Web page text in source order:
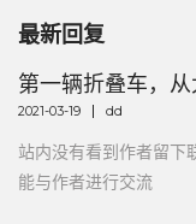
最新回复
第一辆折叠车，
2021-03-19 dd
站内没有看到作者留
能与作者进行交流